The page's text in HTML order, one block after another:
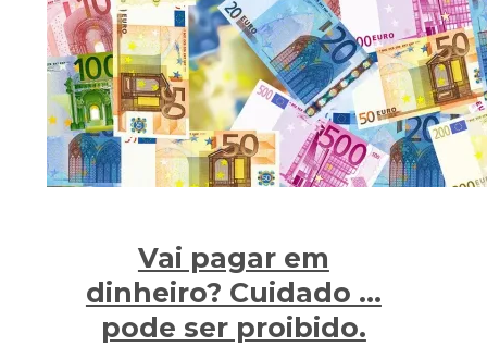
Vai pagar em
dinheiro? Cuidado …
pode ser proibido.